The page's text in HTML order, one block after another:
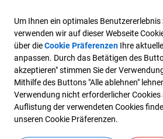
Fax
084597494
Website
www.engel-manching.de
Um Ihnen ein optimales Benutzererlebnis
verwenden wir auf dieser Webseite
über dieCookie PräferenzenIhre
anpassen. Durch das Betätigen des
akzeptieren" stimmen Sie der
Mithilfe des Buttons "Alle ablehnen"
Verwendung nicht erforderlicher Cookies
Auflistung der verwendeten Cookies
unseren Cookie Präferenzen.